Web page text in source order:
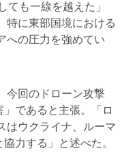
ても一線を越えた」
特に東部国境における
への圧力を強めてい
今回のドローン攻撃
であると主張。「ロ
はウクライナ、ルーマ
力する」と述べた。